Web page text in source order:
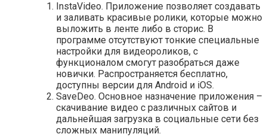
InstaVideo. Приложение позволяет создавать
и заливать красивые ролики, которые можно
выложить в ленте либо в сторис. В
программе отсутствуют тонкие специальные
настройки для видеороликов, с
функционалом смогут разобраться даже
новички. Распространяется бесплатно,
доступны версии для Android и iOS.
SaveDeo. Основное назначение приложения –
скачивание видео с различных сайтов и
дальнейшая загрузка в социальные сети без
сложных манипуляций.